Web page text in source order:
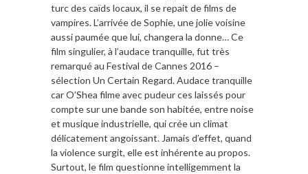
turc des caïds locaux, il se repait de films de
vampires. L’arrivée de Sophie, une jolie voisine
aussi paumée que lui, changera la donne… Ce
film singulier, à l’audace tranquille, fut très
remarqué au Festival de Cannes 2016 –
sélection Un Certain Regard. Audace tranquille
car O’Shea filme avec pudeur ces laissés pour
compte sur une bande son habitée, entre noise
et musique industrielle, qui crée un climat
délicatement angoissant. Jamais d’effet, quand
la violence surgit, elle est inhérente au propos.
Surtout, le film questionne intelligemment la